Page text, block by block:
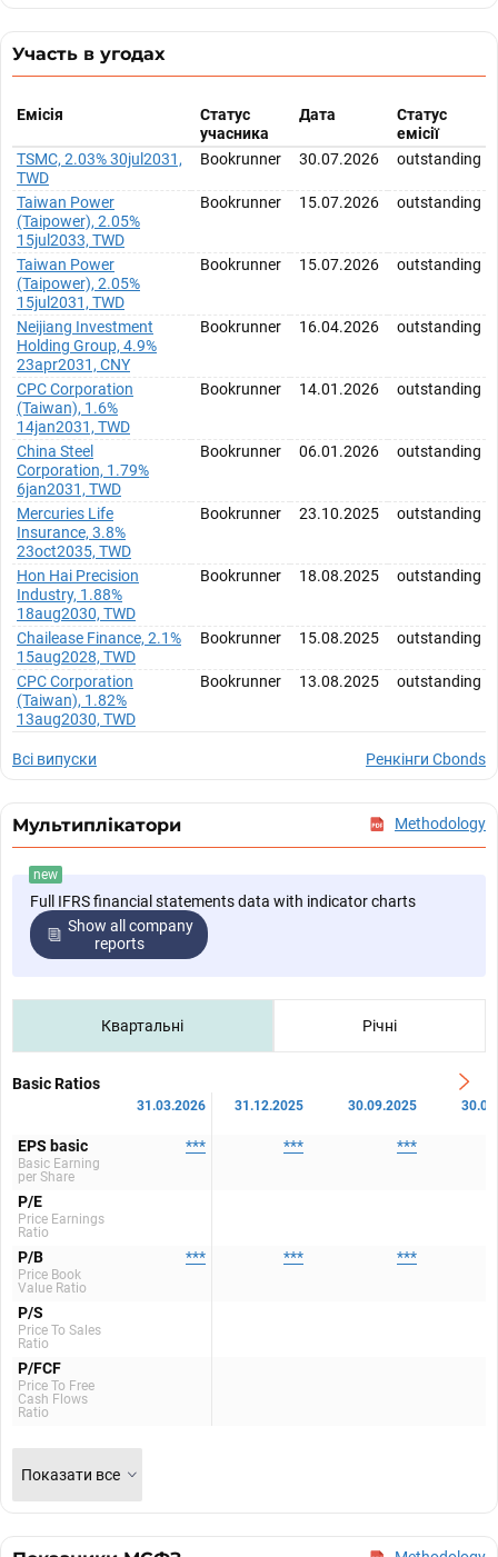
Участь в угодах
Емісія
Статус
учасника
Дата
Статус
емісії
TSMC, 2.03% 30jul2031,
TWD
Bookrunner 30.07.2026 outstanding
Taiwan Power
(Taipower), 2.05%
15jul2033, TWD
Bookrunner 15.07.2026 outstanding
Taiwan Power
(Taipower), 2.05%
15jul2031, TWD
Bookrunner 15.07.2026 outstanding
Neijiang Investment
Holding Group, 4.9%
23apr2031, CNY
Bookrunner 16.04.2026 outstanding
CPC Corporation
(Taiwan), 1.6%
14jan2031, TWD
Bookrunner 14.01.2026 outstanding
China Steel
Corporation, 1.79%
6jan2031, TWD
Bookrunner 06.01.2026 outstanding
Mercuries Life
Insurance, 3.8%
23oct2035, TWD
Bookrunner 23.10.2025 outstanding
Hon Hai Precision
Industry, 1.88%
18aug2030, TWD
Bookrunner 18.08.2025 outstanding
Chailease Finance, 2.1%
15aug2028, TWD
Bookrunner 15.08.2025 outstanding
CPC Corporation
(Taiwan), 1.82%
13aug2030, TWD
Bookrunner 13.08.2025 outstanding
Всі випуски Ренкінги Cbonds
Мультиплікатори Methodology
new
Full IFRS financial statements data with indicator charts
Show all company
reports
Квартальні Річні
Basic Ratios
31.03.2026 31.12.2025 30.09.2025
EPS basic
Basic Earning
per Share
*** *** ***
P/E
Price Earnings
Ratio
P/B
Price Book
Value Ratio
*** *** ***
P/S
Price To Sales
Ratio
P/FCF
Price To Free
Cash Flows
Ratio
Показати все